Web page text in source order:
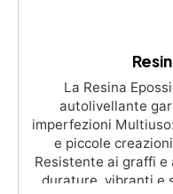
La Resina
autolivellante
imperfezioni
e piccole
Resistente ai graffi e
durature, vibranti e